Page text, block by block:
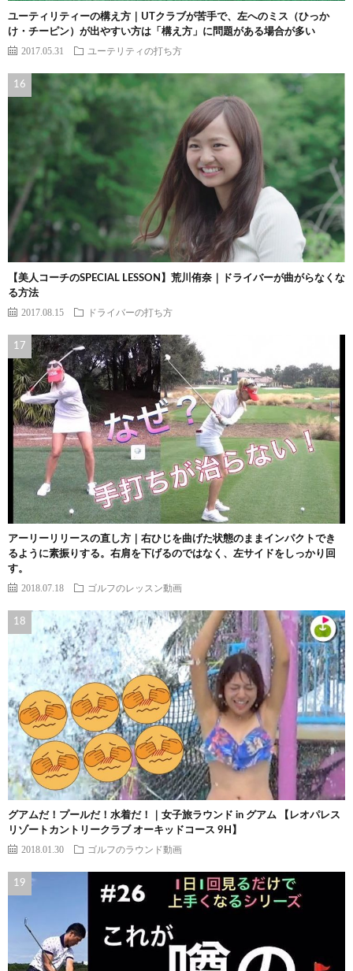
ユーティリティーの構え方｜UTクラブが苦手で、左へのミス（ひっか
け・チーピン）が出やすい方は「構え方」に問題がある場合が多い
2017.05.31 ユーテリティの打ち方
【美人コーチのSPECIAL LESSON】荒川侑奈｜ドライバーが曲がらなくな
る方法
2017.08.15 ドライバーの打ち方
アーリーリリースの直し方｜右ひじを曲げた状態のままインパクトでき
るように素振りする。右肩を下げるのではなく、左サイドをしっかり回
す。
2018.07.18 ゴルフのレッスン動画
グアムだ！プールだ！水着だ！｜女子旅ラウンド in グアム 【レオパレス
リゾートカントリークラブ オーキッドコース 9H】
2018.01.30 ゴルフのラウンド動画